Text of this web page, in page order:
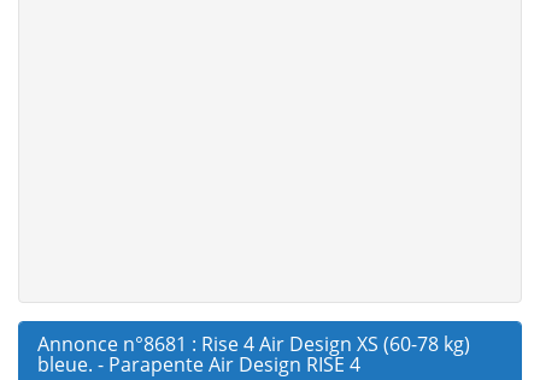
Annonce n°8681 : Rise 4 Air Design XS (60-78 kg)
bleue. - Parapente Air Design RISE 4